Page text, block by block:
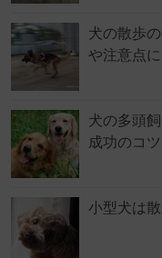
犬の散歩
や注意点
犬の多頭
成功のコツ
小型犬は